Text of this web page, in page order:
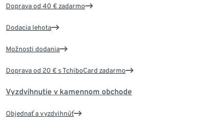
Doprava od 40 € zadarmo
Dodacia lehota
Možnosti dodania
Doprava od 20 € s TchiboCard zadarmo
Vyzdvihnutie v kamennom obchode
Objednať a vyzdvihnúť